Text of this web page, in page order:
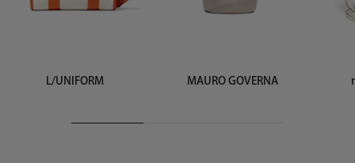
L/UNIFORM MAURO GOVERNA